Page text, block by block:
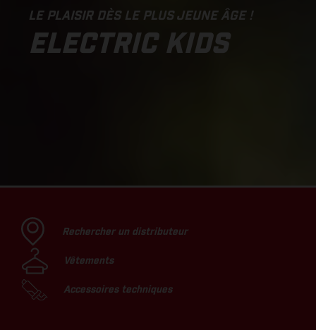
LE PLAISIR DÈS LE PLUS JEUNE ÂGE !
ELECTRIC KIDS
Rechercher un distributeur
Vêtements
Accessoires techniques